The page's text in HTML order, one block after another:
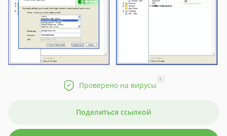
Проверено на вирусы
?
Поделиться ссылкой